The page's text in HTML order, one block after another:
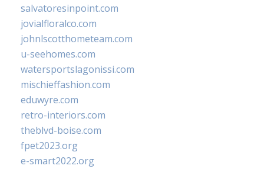
salvatoresinpoint.com
jovialfloralco.com
johnlscotthometeam.com
u-seehomes.com
watersportslagonissi.com
mischieffashion.com
eduwyre.com
retro-interiors.com
theblvd-boise.com
fpet2023.org
e-smart2022.org